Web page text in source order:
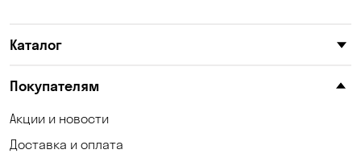
Клинцы
Корсунцы
Коцюбинское
Каталог
Покупателям
Акции и новости
Доставка и оплата